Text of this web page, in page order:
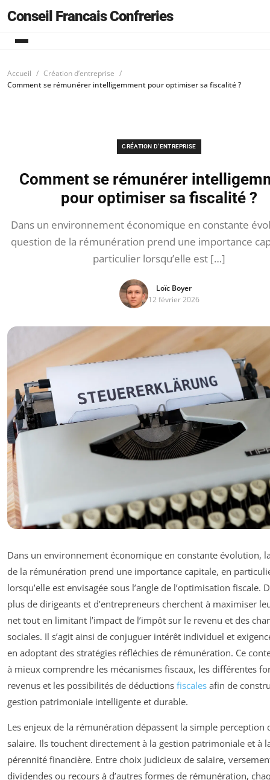
Conseil Francais Confreries
Accueil
Création d’entreprise
Comment se rémunérer intelligemment pour optimiser sa fiscalité ?
CRÉATION D’ENTREPRISE
Comment se rémunérer
pour optimiser sa fiscalité ?
Dans un environnement économique en constante
question de la rémunération prend une importance
particulier lorsqu’elle est […]
Loïc Boyer
12 février 2026
Dans un environnement économique en constante évolution,
de la rémunération prend une importance capitale, en
lorsqu’elle est envisagée sous l’angle de l’optimisation fiscale.
plus de dirigeants et d’entrepreneurs cherchent à maximiser
net tout en limitant l’impact de l’impôt sur le revenu et des
sociales. Il s’agit ainsi de conjuguer intérêt individuel et
en adoptant des stratégies réfléchies de rémunération. Ce
à mieux comprendre les mécanismes fiscaux, les différentes
revenus et les possibilités de déductions fiscales afin de
gestion patrimoniale intelligente et durable.
Les enjeux de la rémunération dépassent la simple perception
salaire. Ils touchent directement à la gestion patrimoniale et à
pérennité financière. Entre choix judicieux de salaire,
dividendes ou recours à d’autres formes de rémunération,